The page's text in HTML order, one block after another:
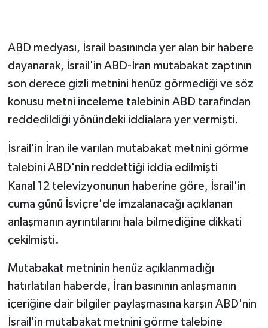
ABD medyası, İsrail basınında yer alan bir habere
dayanarak, İsrail'in ABD-İran mutabakat zaptının
son derece gizli metnini henüz görmediği ve söz
konusu metni inceleme talebinin ABD tarafından
reddedildiği yönündeki iddialara yer vermişti.
İsrail'in İran ile varılan mutabakat metnini görme
talebini ABD'nin reddettiği iddia edilmişti
Kanal 12 televizyonunun haberine göre, İsrail'in
cuma günü İsviçre'de imzalanacağı açıklanan
anlaşmanın ayrıntılarını hala bilmediğine dikkati
çekilmişti.
Mutabakat metninin henüz açıklanmadığı
hatırlatılan haberde, İran basınının anlaşmanın
içeriğine dair bilgiler paylaşmasına karşın ABD'nin
İsrail'in mutabakat metnini görme talebine